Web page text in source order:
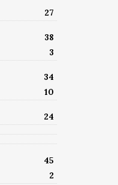
27
38
3
34
10
24
45
2